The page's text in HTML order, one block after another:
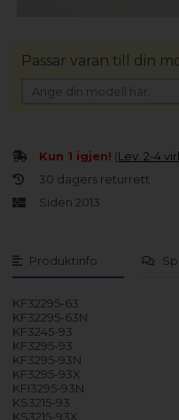
Produktinfo
KF32295-63
KF32295-63N
KF3245-93
KF3295-93
KF3295-93N
KF3295-93X
KFI3295-93N
KS3215-93
KS3215-93X
Kun 1 igjen! (Lev. 2-4
30 dagers returrett
Siden 2013
Passar varan till din